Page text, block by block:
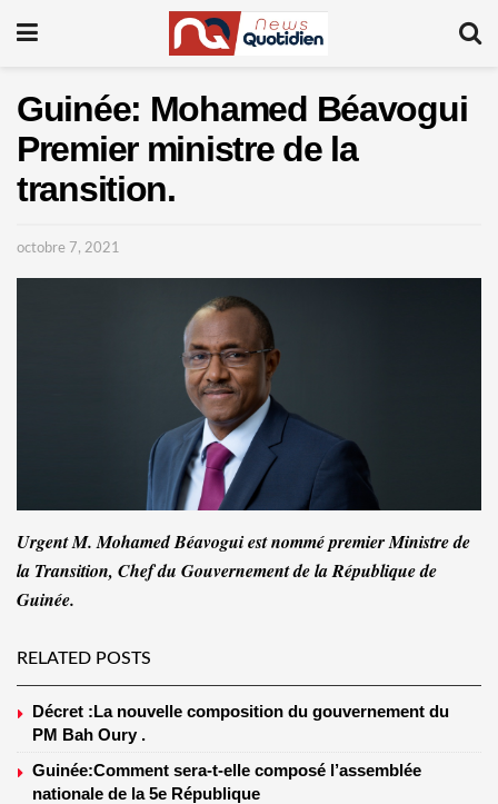
Guinée: Mohamed Béavogui
Premier ministre de la
transition.
octobre 7, 2021
Urgent M. Mohamed Béavogui est nommé premier Ministre de
la Transition, Chef du Gouvernement de la République de
Guinée.
RELATED POSTS
Décret :La nouvelle composition du gouvernement du
PM Bah Oury .
Guinée:Comment sera-t-elle composé l’assemblée
nationale de la 5e République